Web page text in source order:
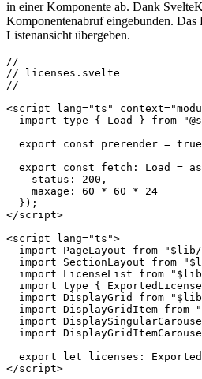
Die folgenden Codeschnipsel zeigen
spikze.club implementiert habe. Ein
Anhang am Ende dieser Seite
in einer Komponente ab. Dank
Komponentenabruf eingebunden. Das
Listenansicht übergeben.
//
// licenses.svelte
import type { Load } from
  export const prerender = true;
export const fetch: Load =
    maxage: 60 * 60 * 24
  });
</script>
<script lang="ts">
import PageLayout from
import SectionLayout from
import LicenseList from
import type {
import DisplayGridItem from
import